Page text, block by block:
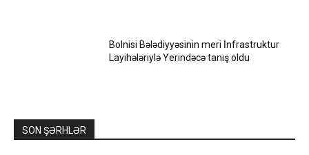
Bolnisi Bələdiyyəsinin meri İnfrastruktur
Layihələriylə Yerindəcə tanış oldu
SON ŞƏRHLƏR